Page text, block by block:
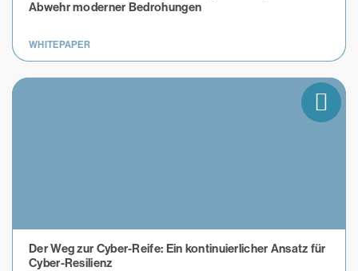
Abwehr moderner Bedrohungen
WHITEPAPER
Der Weg zur Cyber-Reife: Ein kontinuierlicher Ansatz für
Cyber-Resilienz